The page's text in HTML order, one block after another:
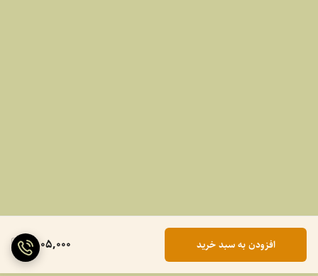
1,805,000 افزودن به سبد خرید